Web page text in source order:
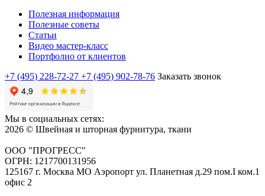
Полезная информация
Полезные советы
Статьи
Видео мастер-класс
Портфолио от клиентов
+7 (495) 228-72-27 +7 (495) 902-78-76 Заказать звонок
Мы в социальных сетях:
2026 © Швейная и шторная фурнитура, ткани
ООО "ПРОГРЕСС"
ОГРН: 1217700131956
125167 г. Москва МО Аэропорт ул. Планетная д.29 пом.I ком.1
офис 2